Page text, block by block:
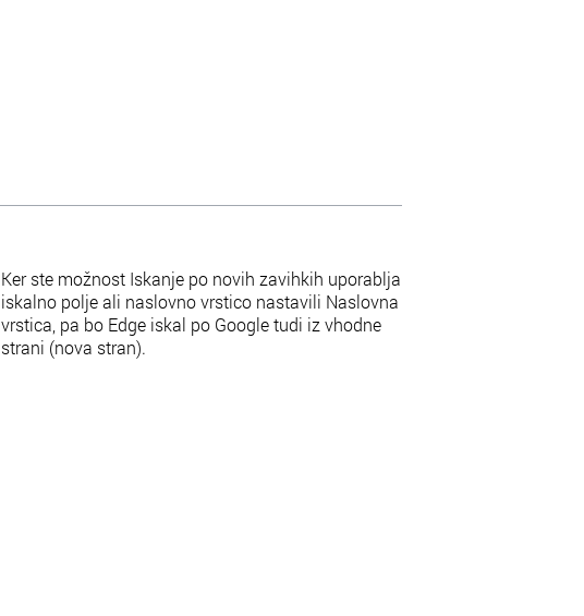
Ker ste možnost Iskanje po novih zavihkih uporablja
iskalno polje ali naslovno vrstico nastavili Naslovna
vrstica, pa bo Edge iskal po Google tudi iz vhodne
strani (nova stran).